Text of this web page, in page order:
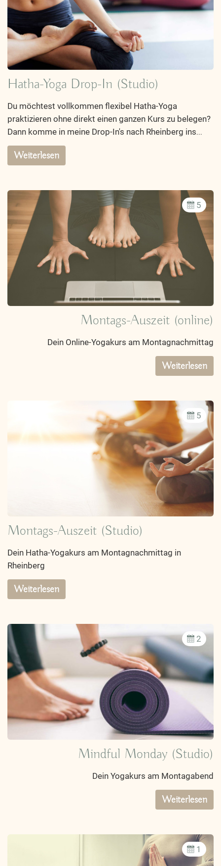
Hatha-Yoga Drop-In (Studio)
Du möchtest vollkommen flexibel Hatha-Yoga
praktizieren ohne direkt einen ganzen Kurs zu belegen?
Dann komme in meine Drop-In's nach Rheinberg ins...
Weiterlesen
5
Montags-Auszeit (online)
Dein Online-Yogakurs am Montagnachmittag
Weiterlesen
5
Montags-Auszeit (Studio)
Dein Hatha-Yogakurs am Montagnachmittag in
Rheinberg
Weiterlesen
2
Mindful Monday (Studio)
Dein Yogakurs am Montagabend
Weiterlesen
1